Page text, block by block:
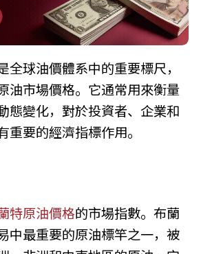
全球油價體系中的重要標尺，
油市場價格。它通常用來衡量
態變化，對於投資者、企業和
重要的經濟指標作用。
特原油價格的市場指數。布蘭
中最重要的原油標竿之一，被